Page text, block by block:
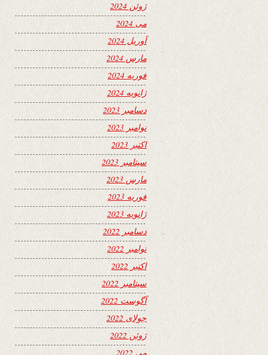
ژوئن 2024
می 2024
آوریل 2024
مارس 2024
فوریه 2024
ژانویه 2024
دسامبر 2023
نوامبر 2023
اکتبر 2023
سپتامبر 2023
مارس 2023
فوریه 2023
ژانویه 2023
دسامبر 2022
نوامبر 2022
اکتبر 2022
سپتامبر 2022
آگوست 2022
جولای 2022
ژوئن 2022
می 2022